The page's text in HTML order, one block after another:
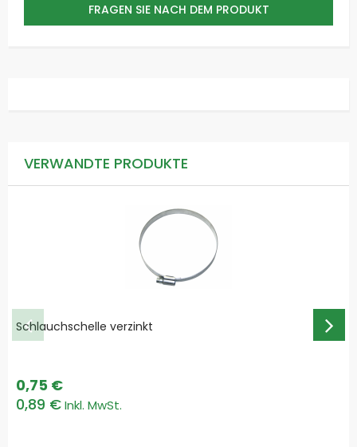
FRAGEN SIE NACH DEM PRODUKT
VERWANDTE PRODUKTE
Schlauchschelle verzinkt
0,89 €
0,75 €